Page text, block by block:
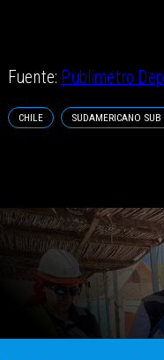
Fuente: Publimetro
CHILE SUDAMERICANO SUB